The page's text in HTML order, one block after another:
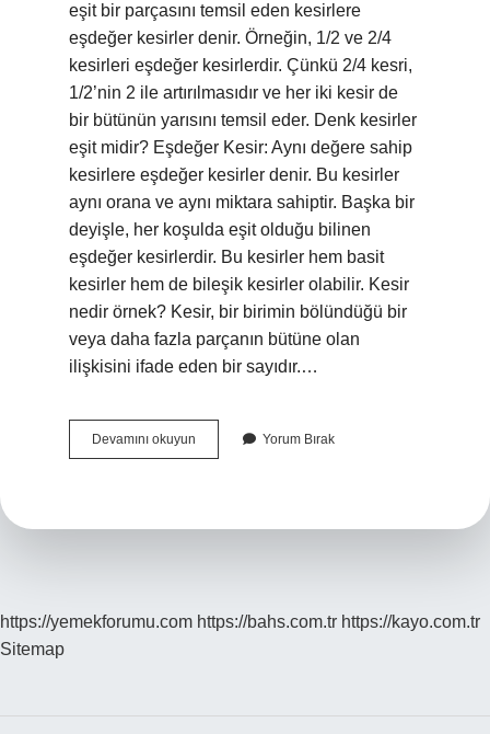
eşit bir parçasını temsil eden kesirlere
eşdeğer kesirler denir. Örneğin, 1/2 ve 2/4
kesirleri eşdeğer kesirlerdir. Çünkü 2/4 kesri,
1/2’nin 2 ile artırılmasıdır ve her iki kesir de
bir bütünün yarısını temsil eder. Denk kesirler
eşit midir? Eşdeğer Kesir: Aynı değere sahip
kesirlere eşdeğer kesirler denir. Bu kesirler
aynı orana ve aynı miktara sahiptir. Başka bir
deyişle, her koşulda eşit olduğu bilinen
eşdeğer kesirlerdir. Bu kesirler hem basit
kesirler hem de bileşik kesirler olabilir. Kesir
nedir örnek? Kesir, bir birimin bölündüğü bir
veya daha fazla parçanın bütüne olan
ilişkisini ifade eden bir sayıdır.…
Devamını okuyun
Kesir
Yorum Bırak
https://yemekforumu.com https://bahs.com.tr https://kayo.com.tr
Sitemap